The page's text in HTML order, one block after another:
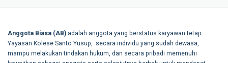
Anggota Biasa (AB) adalah anggota yang berstatus karyawan tetap
Yayasan Kolese Santo Yusup, secara individu yang sudah dewasa,
mampu melakukan tindakan hukum, dan secara pribadi memenuhi